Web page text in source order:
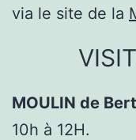
via le site de la
MOULIN de
10h à 12H.